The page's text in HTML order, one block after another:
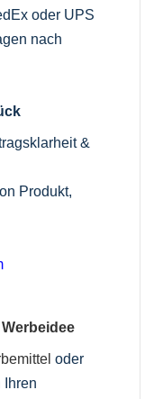
oder UPS
nach
&
Produkt,
oder
Ihren